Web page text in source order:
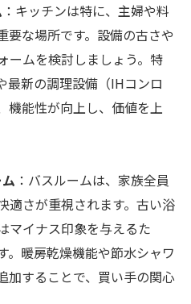
：キッチンは特に、主婦や料
要な場所です。設備の古さや
ームを検討しましょう。特
最新の調理設備（IHコンロ
機能性が向上し、価値を上
：バスルームは、家族全員
適さが重視されます。古い浴
マイナス印象を与えるた
。暖房乾燥機能や節水シャワ
加することで、買い手の関心